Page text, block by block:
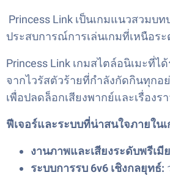
Princess Link เป็นเกมแนวสวมบ
ประสบการณ์การเล่นเกมที่เหนือระ
Princess Link เกมสไตล์อนิเมะที่
จากไวรัสตัวร้ายที่กำลังกัดกินทุกอ
เพื่อปลดล็อกเสียงพากย์และเรื่องร
ฟีเจอร์และระบบที่น่าสนใจภายในเ
งานภาพและเสียงระดับพรีเมี
ระบบการรบ 6v6 เชิงกลยุทธ์: